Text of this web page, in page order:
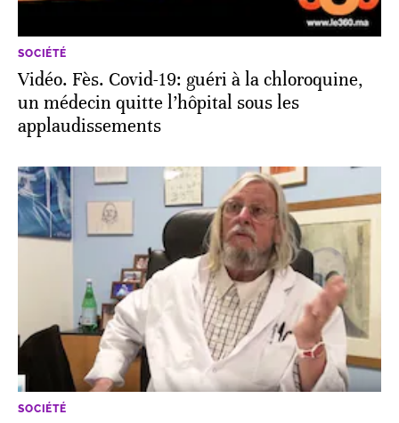
SOCIÉTÉ
Vidéo. Fès. Covid-19: guéri à la chloroquine,
un médecin quitte l’hôpital sous les
applaudissements
SOCIÉTÉ